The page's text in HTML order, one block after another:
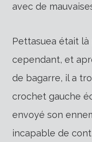
avec de
Pettasuea était
cependant, et
de bagarre, il a
crochet gauche
envoyé son
incapable de